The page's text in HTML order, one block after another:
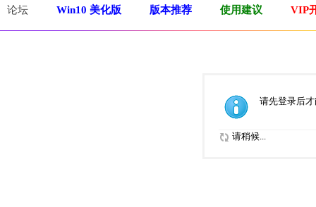
论坛 Win10 美化版 版本推荐 使用建议 VIP
请先登录后
请稍候...